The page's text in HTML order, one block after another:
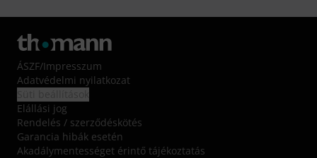
ÁSZF/Impresszum
Adatvédelmi nyilatkozat
Elállási jog
Rendelés / szerződéskötés
Garancia hibák esetén
Akadálymentességet érintő tájékoztatás